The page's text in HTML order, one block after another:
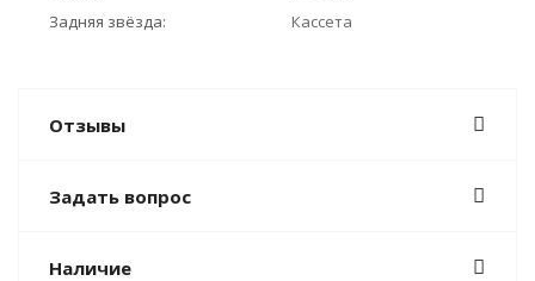
Задняя звёзда:
Кассета
Отзывы
Задать вопрос
Наличие